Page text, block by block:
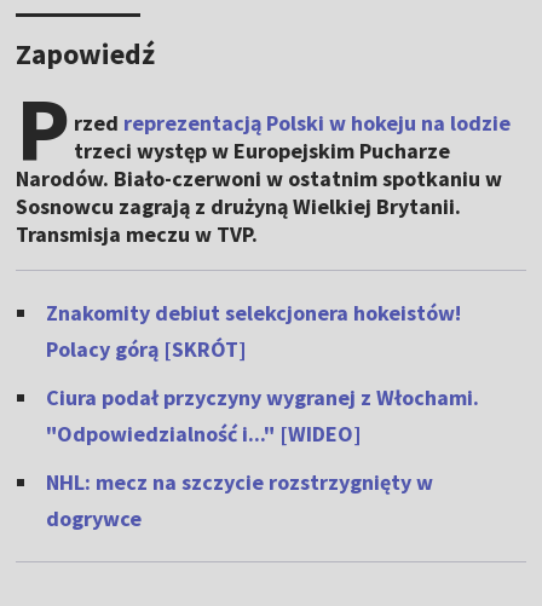
Zapowiedź
P rzed reprezentacją Polski w hokeju na lodzie
trzeci występ w Europejskim Pucharze
Narodów. Biało-czerwoni w ostatnim spotkaniu w
Sosnowcu zagrają z drużyną Wielkiej Brytanii.
Transmisja meczu w TVP.
Znakomity debiut selekcjonera hokeistów!
Polacy górą [SKRÓT]
Ciura podał przyczyny wygranej z Włochami.
"Odpowiedzialność i..." [WIDEO]
NHL: mecz na szczycie rozstrzygnięty w
dogrywce